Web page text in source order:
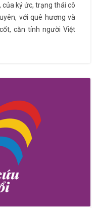
ký ức, trạng thái cô
với quê hương và
căn tính người Việt